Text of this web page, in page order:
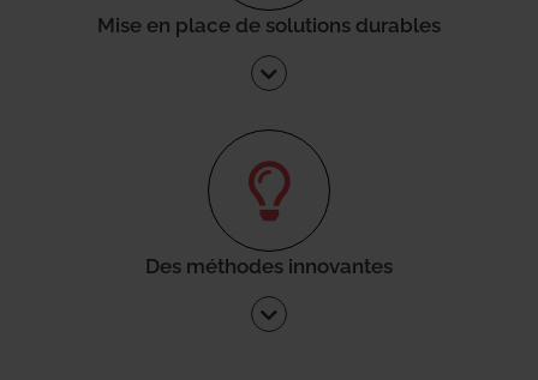
Mise en place de solutions durables
Des méthodes innovantes